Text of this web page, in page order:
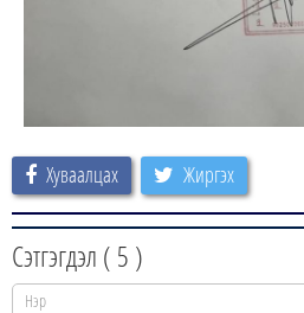
Хуваалцах Жиргэх
Сэтгэгдэл ( 5 )